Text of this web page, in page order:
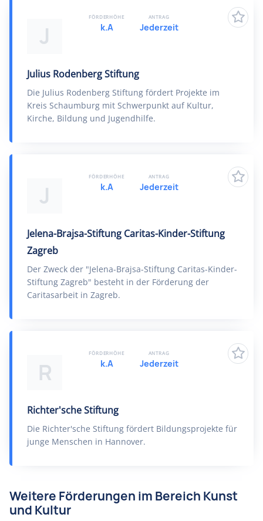
J
Julius Rodenberg Stiftung
Die Julius Rodenberg Stiftung fördert Projekte im
Kreis Schaumburg mit Schwerpunkt auf Kultur,
Kirche, Bildung und Jugendhilfe.
FÖRDERHÖHE
k.A
ANTRAG
Jederzeit
J
Jelena-Brajsa-Stiftung Caritas-Kinder-Stiftung
Zagreb
Der Zweck der "Jelena-Brajsa-Stiftung Caritas-Kinder-
Stiftung Zagreb" besteht in der Förderung der
Caritasarbeit in Zagreb.
FÖRDERHÖHE
k.A
ANTRAG
Jederzeit
R
Richter'sche Stiftung
Die Richter'sche Stiftung fördert Bildungsprojekte für
junge Menschen in Hannover.
FÖRDERHÖHE
k.A
ANTRAG
Jederzeit
Weitere Förderungen im Bereich Kunst
und Kultur